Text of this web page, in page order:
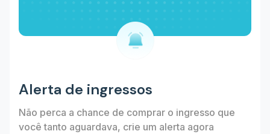
Alerta de ingressos
Não perca a chance de comprar o ingresso que
você tanto aguardava, crie um alerta agora